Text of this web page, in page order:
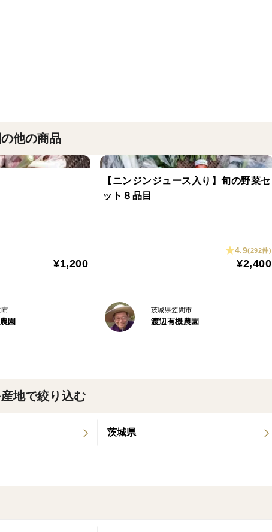
産地で絞り込む
茨城県
他の商品
¥1,200
市
園
【ニンジンジュース入り】旬の野菜セ
ット８品目
4.9(292件)
¥2,400
茨城県笠間市
渡辺有機農園